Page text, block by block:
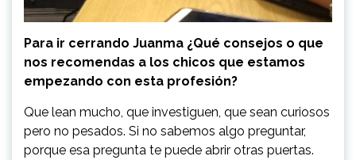
Para ir cerrando Juanma ¿Qué consejos o que
nos recomendas a los chicos que estamos
empezando con esta profesión?
Que lean mucho, que investiguen, que sean curiosos
pero no pesados. Si no sabemos algo preguntar,
porque esa pregunta te puede abrir otras puertas.